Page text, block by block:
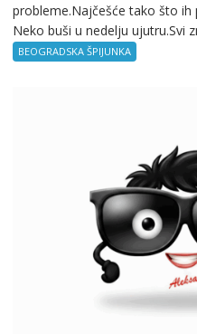
probleme.Najčešće tako što ih
Neko buši u nedelju ujutru.Svi
BEOGRADSKA ŠPIJUNKA